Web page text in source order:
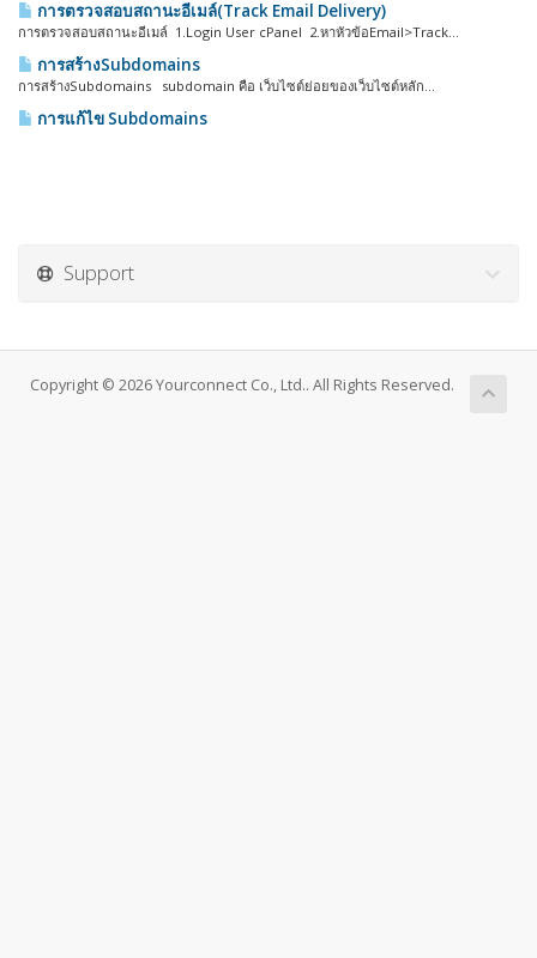
การตรวจสอบสถานะอีเมล์(Track Email Delivery)
การตรวจสอบสถานะอีเมล์ 1.Login User cPanel 2.หาหัวข้อEmail>Track...
การสร้างSubdomains
การสร้างSubdomains subdomain คือ เว็บไซต์ย่อยของเว็บไซต์หลัก...
การแก้ไข Subdomains
Support
Copyright © 2026 Yourconnect Co., Ltd.. All Rights Reserved.